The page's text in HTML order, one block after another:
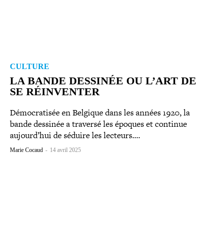
CULTURE
LA BANDE DESSINÉE OU L’ART DE
SE RÉINVENTER
Démocratisée en Belgique dans les années 1920, la
bande dessinée a traversé les époques et continue
aujourd’hui de séduire les lecteurs.…
Marie Cocaud - 14 avril 2025